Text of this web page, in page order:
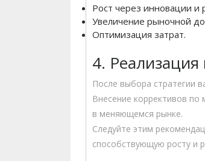
Рост через инновации и
Увеличение рыночной
Оптимизация затрат.
4. Реализация
После выбора стратегии
Внесение коррективов по
в меняющемся рынке.
Следуйте этим
способствующую росту и